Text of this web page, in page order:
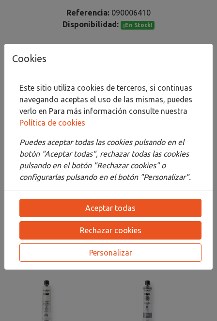
Referencia: 090006410
Disponibilidad:
¡En Stock!
Detalles
Adjuntos
Opiniones
¡Este producto no tiene descripción!
RELACIONADOS
Cookies
Este sitio utiliza cookies de terceros, si continuas
navegando aceptas el uso de las mismas, puedes
verlo en Para más información consulte nuestra
Política de cookies
Puedes aceptar todas las cookies pulsando en el
botón "Aceptar todas", rechazar todas las cookies
pulsando en el botón "Rechazar cookies" o
configurarlas pulsando en el botón "Personalizar".
Aceptar todas
Rechazar cookies
Personalizar